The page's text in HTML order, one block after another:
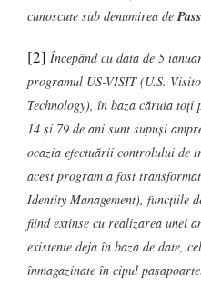
cunoscute sub denumirea de
[2] Începând cu data de 5
programul US-VISIT (U.S.
Technology), în baza căruia toţi
14 şi 79 de ani sunt supuşi
ocazia efectuării controlului de
acest program a fost
Identity Management), funcţiile
fiind extinse cu realizarea unei
existente deja în baza de date,
înmagazinate în cipul